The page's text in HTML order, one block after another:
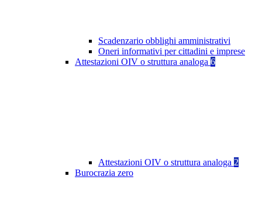
Scadenzario obblighi amministrativi
Oneri informativi per cittadini e imprese
Attestazioni OIV o struttura analoga 6
Attestazioni OIV o struttura analoga 2
Burocrazia zero